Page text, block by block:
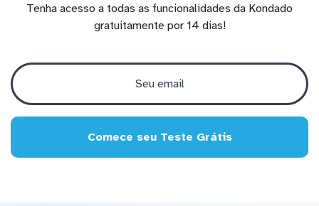
Tenha acesso a todas as funcionalidades da Kondado
gratuitamente por 14 dias!
Comece seu Teste Grátis